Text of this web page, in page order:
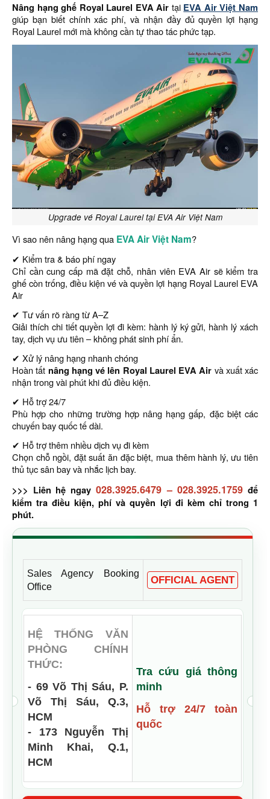
Nâng hạng ghế Royal Laurel EVA Air tại EVA Air Việt Nam
giúp bạn biết chính xác phí, và nhận đầy đủ quyền lợi hạng
Royal Laurel mới mà không cần tự thao tác phức tạp.
Upgrade vé Royal Laurel tại EVA Air Việt Nam
Vì sao nên nâng hạng qua EVA Air Việt Nam?
✔ Kiểm tra & báo phí ngay
Chỉ cần cung cấp mã đặt chỗ, nhân viên EVA Air sẽ kiểm tra
ghế còn trống, điều kiện vé và quyền lợi hạng Royal Laurel EVA
Air
✔ Tư vấn rõ ràng từ A–Z
Giải thích chi tiết quyền lợi đi kèm: hành lý ký gửi, hành lý xách
tay, dịch vụ ưu tiên – không phát sinh phí ẩn.
✔ Xử lý nâng hạng nhanh chóng
Hoàn tất nâng hạng vé lên Royal Laurel EVA Air và xuất xác
nhận trong vài phút khi đủ điều kiện.
✔ Hỗ trợ 24/7
Phù hợp cho những trường hợp nâng hạng gấp, đặc biệt các
chuyến bay quốc tế dài.
✔ Hỗ trợ thêm nhiều dịch vụ đi kèm
Chọn chỗ ngồi, đặt suất ăn đặc biệt, mua thêm hành lý, ưu tiên
thủ tục sân bay và nhắc lịch bay.
>>> Liên hệ ngay 028.3925.6479–028.3925.1759 để
kiểm tra điều kiện, phí và quyền lợi đi kèm chỉ trong 1
phút.
Sales Agency Booking
Office
OFFICIAL AGENT
HỆ THỐNG VĂN
PHÒNG CHÍNH
THỨC:
- 69 Võ Thị Sáu, P.
Võ Thị Sáu, Q.3,
HCM
- 173 Nguyễn Thị
Minh Khai, Q.1,
HCM
Tra cứu giá thông
minh
Hỗ trợ 24/7 toàn
quốc